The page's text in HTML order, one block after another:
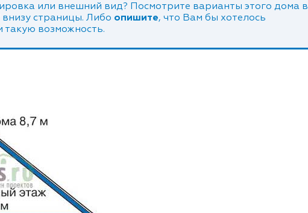
или внешний вид? Посмотрите варианты этого дома в
внизу страницы. Либо опишите, что Вам бы хотелось
такую возможность.